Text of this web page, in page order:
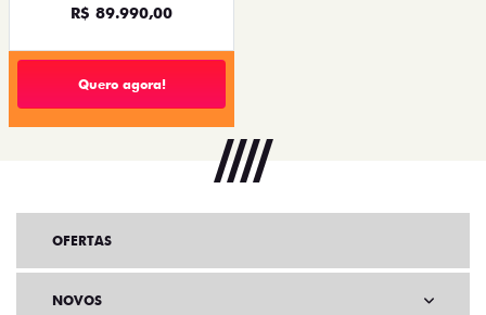
R$ 89.990,00
Quero agora!
OFERTAS
NOVOS